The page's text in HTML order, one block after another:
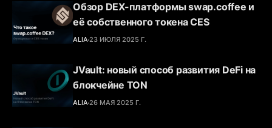
Обзор DEX-платформы swap.coffee и
её собственного токена CES
ALIA23 ИЮЛЯ 2025 Г.
JVault: новый способ развития DeFi на
блокчейне TON
ALIA26 МАЯ 2025 Г.